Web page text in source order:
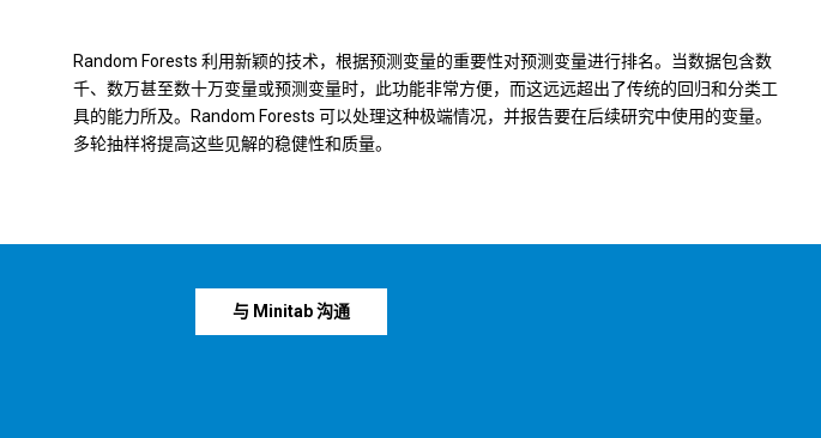
Random Forests 利用新颖的技术，根据预测变量的重要性对预测变量进行排名。当数据包含数
千、数万甚至数十万变量或预测变量时，此功能非常方便，而这远远超出了传统的回归和分类工
具的能力所及。Random Forests 可以处理这种极端情况，并报告要在后续研究中使用的变量。
多轮抽样将提高这些见解的稳健性和质量。
与 Minitab 沟通